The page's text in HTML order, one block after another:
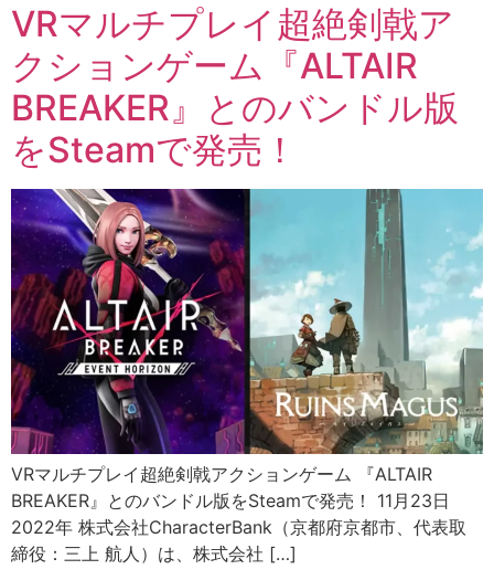
VRマルチプレイ超絶剣戟ア
クションゲーム『ALTAIR
BREAKER』とのバンドル版
をSteamで発売！
VRマルチプレイ超絶剣戟アクションゲーム 『ALTAIR
BREAKER』とのバンドル版をSteamで発売！ 11月23日
2022年 株式会社CharacterBank（京都府京都市、代表取
締役：三上 航人）は、株式会社 […]